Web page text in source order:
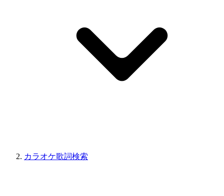
カラオケ歌詞検索